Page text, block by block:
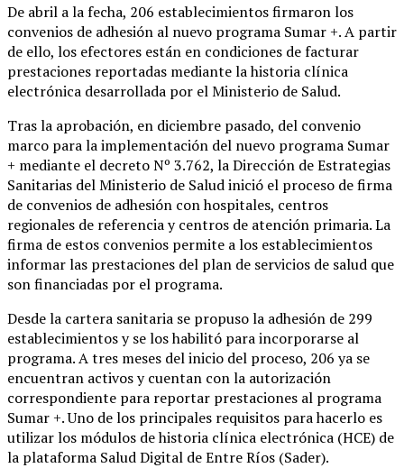
De abril a la fecha, 206 establecimientos firmaron los
convenios de adhesión al nuevo programa Sumar +. A partir
de ello, los efectores están en condiciones de facturar
prestaciones reportadas mediante la historia clínica
electrónica desarrollada por el Ministerio de Salud.
Tras la aprobación, en diciembre pasado, del convenio
marco para la implementación del nuevo programa Sumar
+ mediante el decreto Nº 3.762, la Dirección de Estrategias
Sanitarias del Ministerio de Salud inició el proceso de firma
de convenios de adhesión con hospitales, centros
regionales de referencia y centros de atención primaria. La
firma de estos convenios permite a los establecimientos
informar las prestaciones del plan de servicios de salud que
son financiadas por el programa.
Desde la cartera sanitaria se propuso la adhesión de 299
establecimientos y se los habilitó para incorporarse al
programa. A tres meses del inicio del proceso, 206 ya se
encuentran activos y cuentan con la autorización
correspondiente para reportar prestaciones al programa
Sumar +. Uno de los principales requisitos para hacerlo es
utilizar los módulos de historia clínica electrónica (HCE) de
la plataforma Salud Digital de Entre Ríos (Sader).